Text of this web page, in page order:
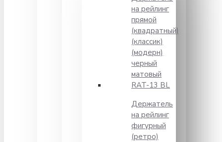
на рейлинг
прямой
(квадратный)
(классик)
(модерн)
черный
матовый
RAT-13 BL
Держатель
на рейлинг
фигурный
(ретро)